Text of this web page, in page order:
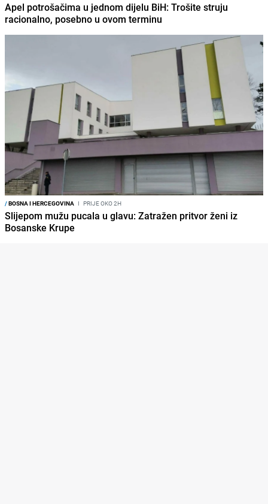
Apel potrošačima u jednom dijelu BiH: Trošite struju
racionalno, posebno u ovom terminu
/BOSNA I HERCEGOVINA I PRIJE OKO 2H
Slijepom mužu pucala u glavu: Zatražen pritvor ženi iz
Bosanske Krupe